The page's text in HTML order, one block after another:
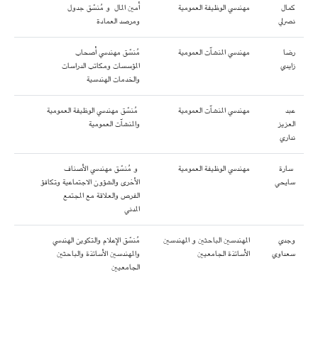
كمال
نصرلي
مهندسي الوظيفة العمومية
أمين المال و مُنسّق جدول
ومرصد العمادة
رضا
زايدي
مهندسي المنشآت العمومية
مُنسّق مهندسي أصحاب
المؤسسات ومكاتب الدراسات
والخدمات الهندسية
عبد
العزيز
نداري
مهندسي المنشآت العمومية
مُنسّق مهندسي الوظيفة العمومية
والمنشآت العمومية
سارة
سايحي
مهندسي الوظيفة العمومية
و مُنسّق مهندسي الأصناف
الأخرى والشؤون الاجتماعية وتكافؤ
الفرص والعلاقة مع المجتمع
المدني
وجدي
سعداوي
المهندسين الباحثين و المهندسين
الأساتذة الجامعيين
مُنسّق الإعلام والتكوين الهندسي
والمهندسين الأساتذة والباحثين
الجامعيين